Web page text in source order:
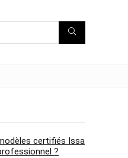
certifiés Issa
?